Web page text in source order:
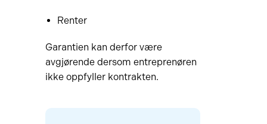
Renter
Garantien kan derfor være
avgjørende dersom entreprenøren
ikke oppfyller kontrakten.